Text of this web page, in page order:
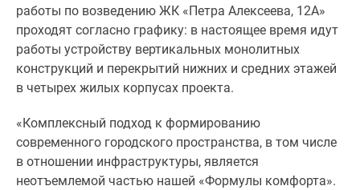
комнатные
комнатные
Квартиры
карте
Ипотечный
калькулятор
Семейная
работы по возведению ЖК «Петра Алексеева, 12А»
проходят согласно графику: в настоящее время идут
работы устройству вертикальных монолитных
конструкций и перекрытий нижних и средних этажей
в четырех жилых корпусах проекта.
«Комплексный подход к формированию
современного городского пространства, в том числе
в отношении инфраструктуры, является
неотъемлемой частью нашей «Формулы комфорта».